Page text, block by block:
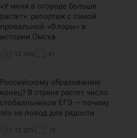
«У меня в огороде больше
растет»: репортаж с самой
провальной «Флоры» в
истории Омска
13 269 41
Российскому образованию
конец? В стране растет число
стобалльников ЕГЭ — почему
это не повод для радости
13 201 79